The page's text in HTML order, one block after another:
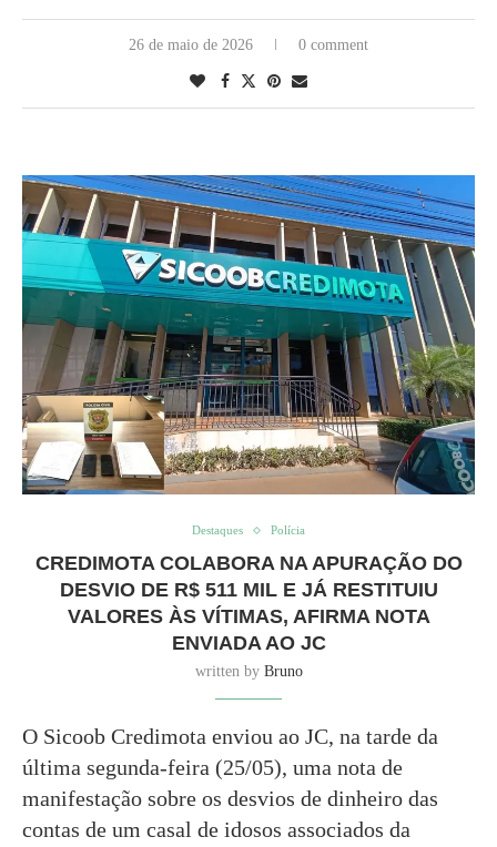
26 de maio de 2026 0 comment
Destaques Polícia
CREDIMOTA COLABORA NA APURAÇÃO DO
DESVIO DE R$ 511 MIL E JÁ RESTITUIU
VALORES ÀS VÍTIMAS, AFIRMA NOTA
ENVIADA AO JC
written by Bruno
O Sicoob Credimota enviou ao JC, na tarde da
última segunda-feira (25/05), uma nota de
manifestação sobre os desvios de dinheiro das
contas de um casal de idosos associados da